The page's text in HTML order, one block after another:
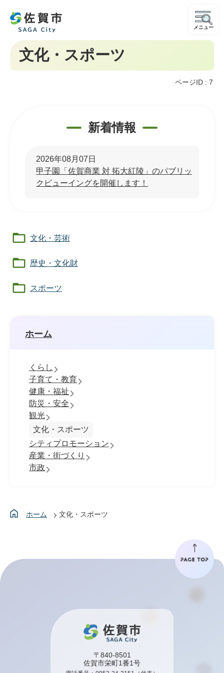
メニュー
文化・スポーツ
ページID : 7
新着情報
2026年08月07日
甲子園「佐賀商業 対 拓大紅陵」のパブリッ
クビューイングを開催します！
文化・芸術
歴史・文化財
スポーツ
ホーム
くらし
子育て・教育
健康・福祉
防災・安全
観光
文化・スポーツ
シティプロモーション
産業・街づくり
市政
ホーム 文化・スポーツ
〒840-8501
佐賀市栄町1番1号